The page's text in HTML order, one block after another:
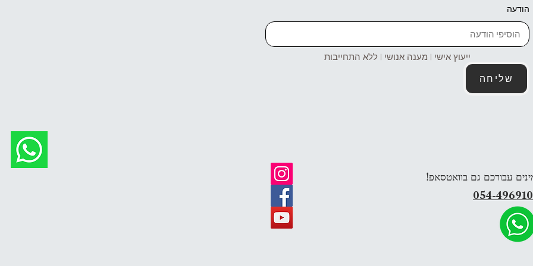
הודעה
ייעוץ אישי | מענה אנושי | ללא התחייבות
שליחה
עבורכם גם בוואטסאפ!
054-